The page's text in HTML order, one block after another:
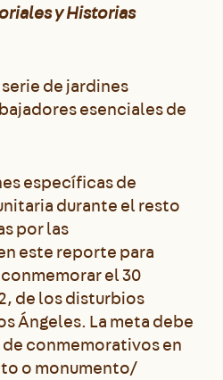
y Historias
de jardines
esenciales de
específicas de
durante el resto
por las
este reporte para
el 30
de los disturbios
Ángeles. La meta debe
de conmemorativos en
o monumento/